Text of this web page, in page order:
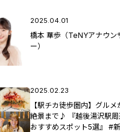
2025.04.01
橋本 華歩（TeNYアナウン
ー）
2025.02.23
【駅チカ徒歩圏内】グルメ
絶景まで♪ 『越後湯沢駅周
おすすめスポット5選』 #